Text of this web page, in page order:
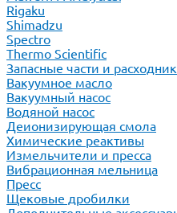
Rigaku
Shimadzu
Spectro
Thermo Scientific
Запасные части и
Вакуумное масло
Вакуумный насос
Водяной насос
Деионизирующая смола
Химические реактивы
Измельчители и пресса
Вибрационная мельница
Пресс
Щековые дробилки